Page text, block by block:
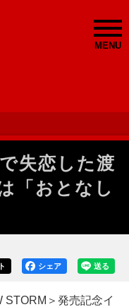
MENU
失恋した渡
「おとなし
送る
シェア
＞発売記念イ